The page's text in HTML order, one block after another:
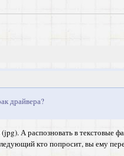
драйвера?
А распозновать в текстовые
кто попросит, вы ему